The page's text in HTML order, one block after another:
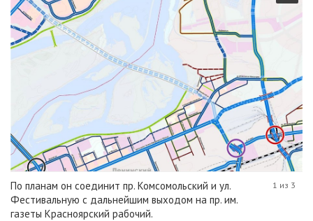
По планам он соединит пр. Комсомольский и ул.
Фестивальную с дальнейшим выходом на пр. им.
газеты Красноярский рабочий.
1 из 3